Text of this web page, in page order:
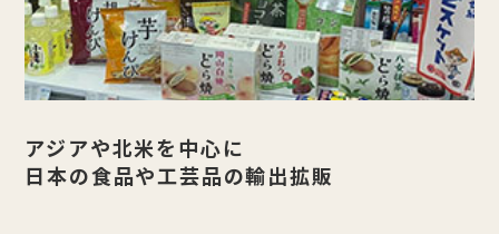
アジアや北米を中心に
日本の食品や工芸品の輸出拡販